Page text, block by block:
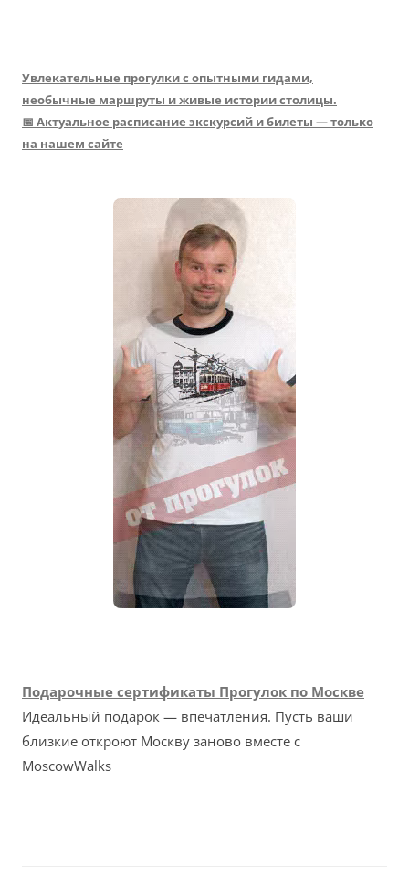
Увлекательные прогулки с опытными гидами,
необычные маршруты и живые истории столицы.
📅 Актуальное расписание экскурсий и билеты — только
на нашем сайте
Подарочные сертификаты Прогулок по Москве
Идеальный подарок — впечатления. Пусть ваши
близкие откроют Москву заново вместе с
MoscowWalks